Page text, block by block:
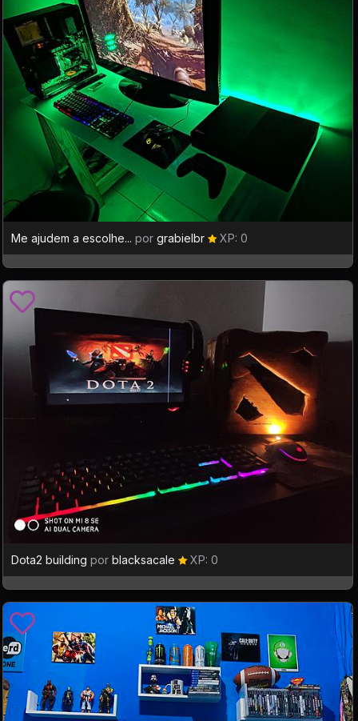
Me ajudem a escolhe... por grabielbr XP: 0
Dota2 building por blacksacale XP: 0